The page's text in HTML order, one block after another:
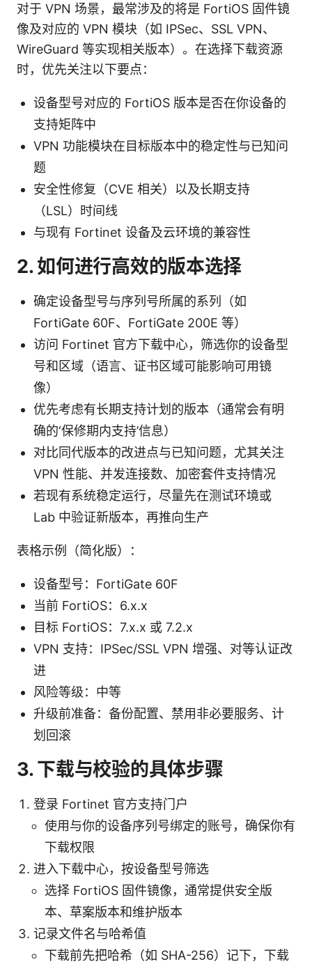
对于 VPN 场景，最常涉及的将是 FortiOS 固件镜
像及对应的 VPN 模块（如 IPSec、SSL VPN、
WireGuard 等实现相关版本）。在选择下载资源
时，优先关注以下要点：
设备型号对应的 FortiOS 版本是否在你设备的
支持矩阵中
VPN 功能模块在目标版本中的稳定性与已知问
题
安全性修复（CVE 相关）以及长期支持
（LSL）时间线
与现有 Fortinet 设备及云环境的兼容性
2. 如何进行高效的版本选择
确定设备型号与序列号所属的系列（如
FortiGate 60F、FortiGate 200E 等）
访问 Fortinet 官方下载中心，筛选你的设备型
号和区域（语言、证书区域可能影响可用镜
像）
优先考虑有长期支持计划的版本（通常会有明
确的‘保修期内支持’信息）
对比同代版本的改进点与已知问题，尤其关注
VPN 性能、并发连接数、加密套件支持情况
若现有系统稳定运行，尽量先在测试环境或
Lab 中验证新版本，再推向生产
表格示例（简化版）：
设备型号：FortiGate 60F
当前 FortiOS：6.x.x
目标 FortiOS：7.x.x 或 7.2.x
VPN 支持：IPSec/SSL VPN 增强、对等认证改
进
风险等级：中等
升级前准备：备份配置、禁用非必要服务、计
划回滚
3. 下载与校验的具体步骤
登录 Fortinet 官方支持门户
使用与你的设备序列号绑定的账号，确保你有
下载权限
进入下载中心，按设备型号筛选
选择 FortiOS 固件镜像，通常提供安全版
本、草案版本和维护版本
记录文件名与哈希值
下载前先把哈希（如 SHA-256）记下，下载